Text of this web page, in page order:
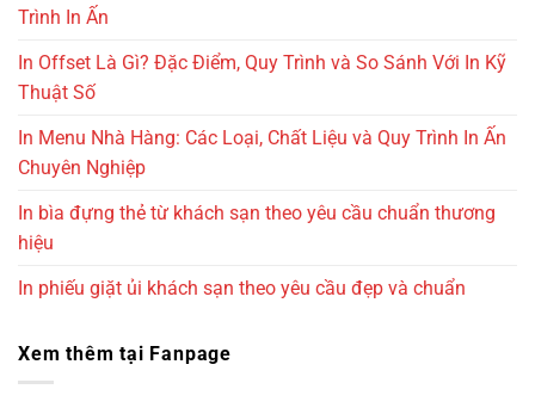
Trình In Ấn
In Offset Là Gì? Đặc Điểm, Quy Trình và So Sánh Với In Kỹ
Thuật Số
In Menu Nhà Hàng: Các Loại, Chất Liệu và Quy Trình In Ấn
Chuyên Nghiệp
In bìa đựng thẻ từ khách sạn theo yêu cầu chuẩn thương
hiệu
In phiếu giặt ủi khách sạn theo yêu cầu đẹp và chuẩn
Xem thêm tại Fanpage